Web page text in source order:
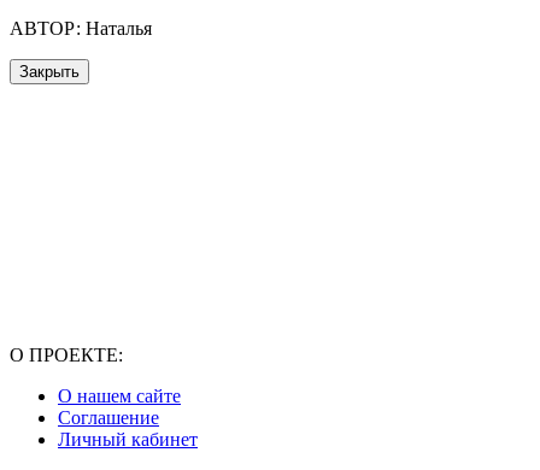
АВТОР: Наталья
Закрыть
О ПРОЕКТЕ:
О нашем сайте
Соглашение
Личный кабинет